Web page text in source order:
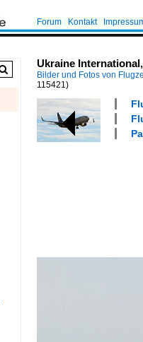
Forum Kontakt
Ukraine
Bilder und Fotos von
115421)